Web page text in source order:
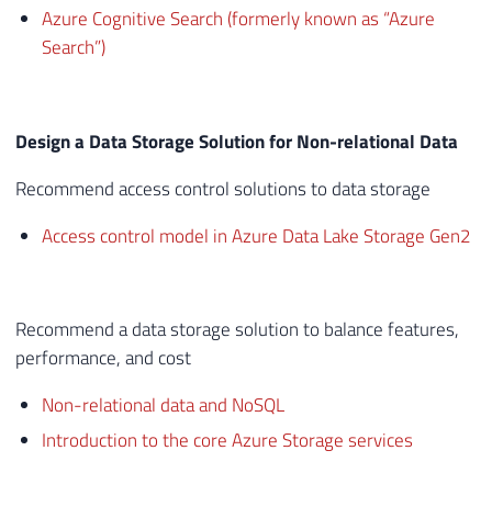
Azure Cognitive Search (formerly known as “Azure
Search”)
Design a Data Storage Solution for Non-relational Data
Recommend access control solutions to data storage
Access control model in Azure Data Lake Storage Gen2
Recommend a data storage solution to balance features,
performance, and cost
Non-relational data and NoSQL
Introduction to the core Azure Storage services